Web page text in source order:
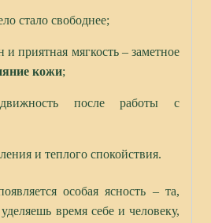
стало свободнее;
и приятная мягкость – заметное
кожи;
после работы с
и теплого спокойствия.
особая ясность – та,
время себе и человеку,